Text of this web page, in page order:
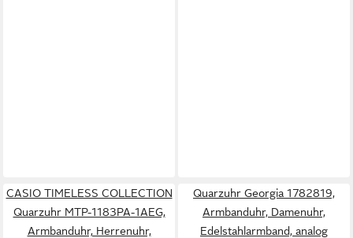
CASIO TIMELESS COLLECTION
Quarzuhr MTP-1183PA-1AEG,
Armbanduhr, Herrenuhr,
Quarzuhr Georgia 1782819,
Armbanduhr, Damenuhr,
Edelstahlarmband, analog